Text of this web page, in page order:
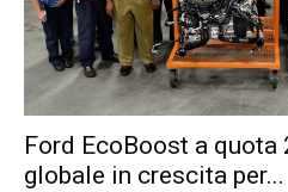
Ford EcoBoost a
globale in crescita per...